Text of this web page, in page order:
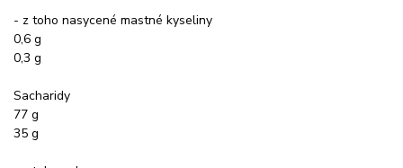
- z toho nasycené mastné kyseliny
0,6 g
0,3 g
Sacharidy
77 g
35 g